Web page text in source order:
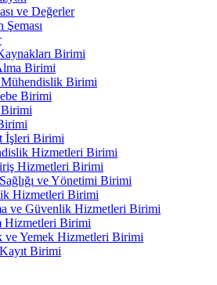
ve Değerler
Şeması
Birimi
Birimi
Birimi
Birimi
Birimi
İşleri Birimi
Hizmetleri Birimi
Hizmetleri Birimi
ve Yönetimi Birimi
Hizmetleri Birimi
ve Güvenlik Hizmetleri Birimi
Hizmetleri Birimi
ve Yemek Hizmetleri Birimi
Birimi